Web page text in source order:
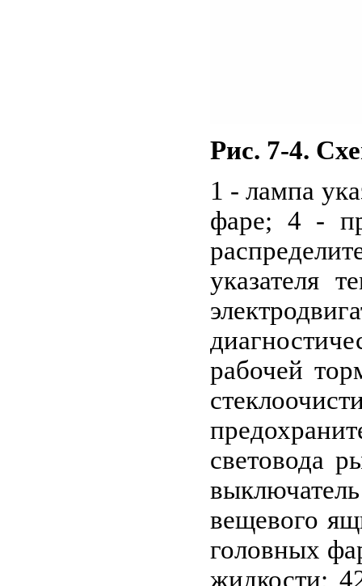
Рис. 7-4.
1 - лампа
фаре; 4 -
указателя
рабочей
световода
вещевого
головных
жидкости;